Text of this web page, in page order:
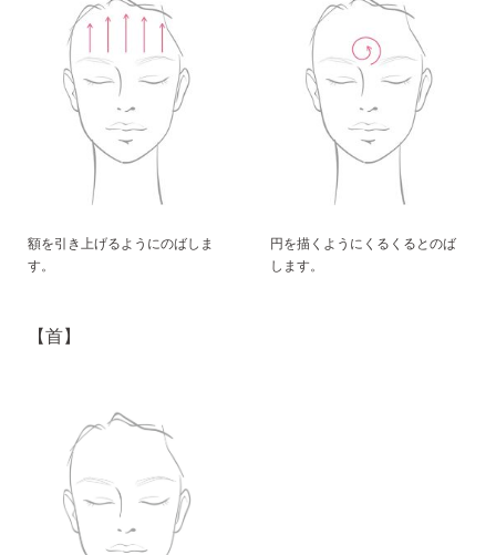
額を引き上げるようにのばしま
す。
円を描くようにくるくるとのば
します。
【首】